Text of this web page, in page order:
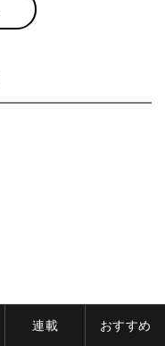
連載 おすすめ